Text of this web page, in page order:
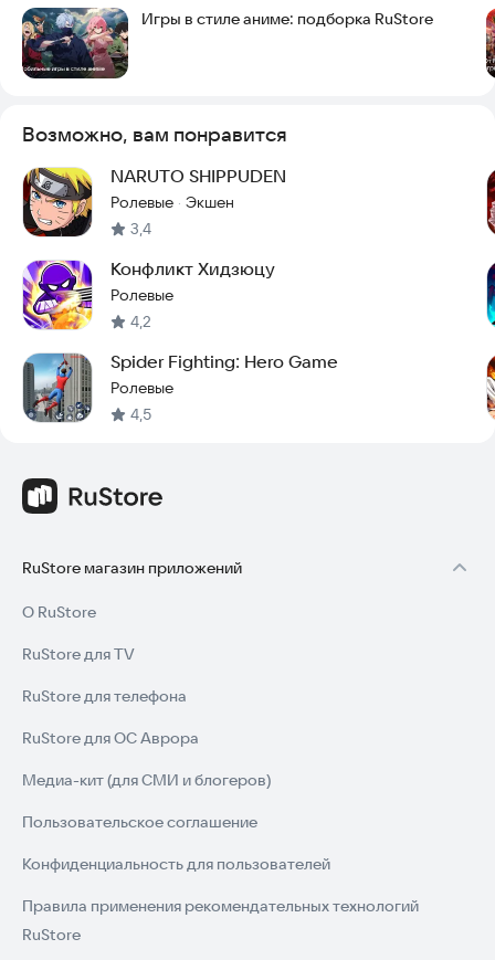
Игры в стиле аниме: подборка RuStore
Возможно, вам понравится
NARUTO SHIPPUDEN
Ролевые · Экшен
3,4
Конфликт Хидзюцу
Ролевые
4,2
Spider Fighting: Hero Game
Ролевые
4,5
RuStore магазин приложений
О RuStore
RuStore для TV
RuStore для телефона
RuStore для ОС Аврора
Медиа-кит (для СМИ и блогеров)
Пользовательское соглашение
Конфиденциальность для пользователей
Правила применения рекомендательных технологий
RuStore